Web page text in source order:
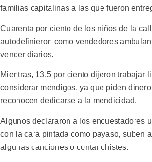
familias capitalinas a las que fueron
Cuarenta por ciento de los niños de la
autodefinieron como vendedores
vender diarios.
Mientras, 13,5 por ciento dijeron trabajar
considerar mendigos, ya que piden
reconocen dedicarse a la mendicidad.
Algunos declararon a los encuestadores
con la cara pintada como payaso, suben
algunas canciones o contar chistes.